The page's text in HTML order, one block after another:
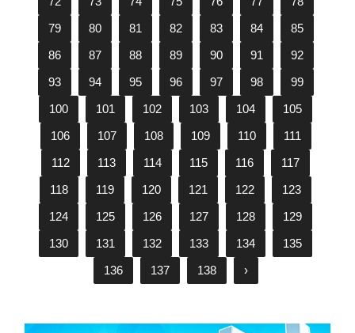
79
80 81 82 83 84
85
86
87 88 89 90 91
92
93
94 95 96 97 98
99
100
101 102 103 104
105
106
107 108 109 110
111
112
113 114 115 116
117
118
119 120 121 122
123
124
125 126 127 128
129
130
131 132 133 134
135
136
137 138 ›